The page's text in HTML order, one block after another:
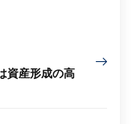
資産形成の高